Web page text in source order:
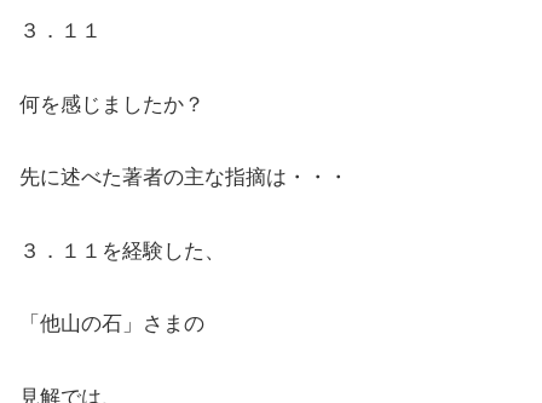
３．１１
何を感じましたか？
先に述べた著者の主な指摘は・・・
３．１１を経験した、
「他山の石」さまの
見解では、